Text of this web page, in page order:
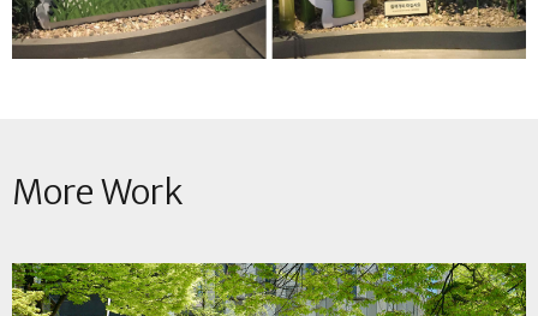
More Work